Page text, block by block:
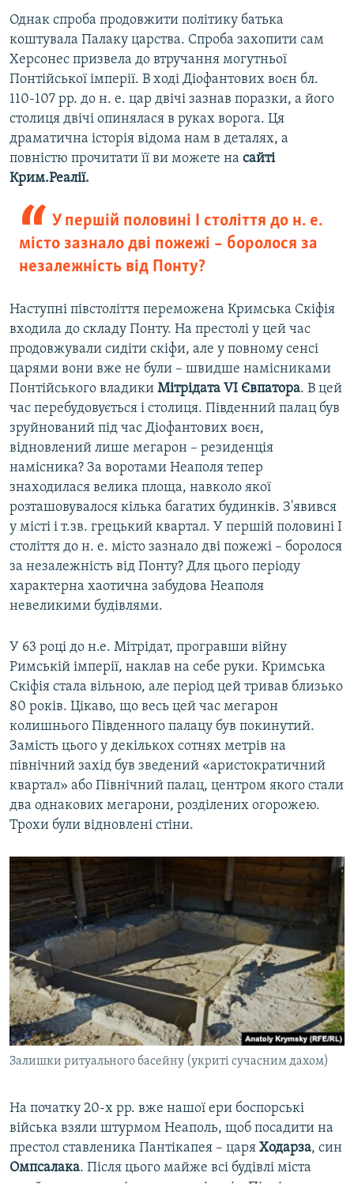
Однак спроба продовжити політику батька
коштувала Палаку царства. Спроба захопити сам
Херсонес призвела до втручання могутньої
Понтійської імперії. В ході Діофантових воєн бл.
110-107 рр. до н. е. цар двічі зазнав поразки, а його
столиця двічі опинялася в руках ворога. Ця
драматична історія відома нам в деталях, а
повністю прочитати її ви можете на сайті
Крим.Реалії.
У першій половині I століття до н. е.
місто зазнало дві пожежі – боролося за
незалежність від Понту?
Наступні півстоліття переможена Кримська Скіфія
входила до складу Понту. На престолі у цей час
продовжували сидіти скіфи, але у повному сенсі
царями вони вже не були – швидше намісниками
Понтійського владики Мітрідата VI Євпатора. В цей
час перебудовується і столиця. Південний палац був
зруйнований під час Діофантових воєн,
відновлений лише мегарон – резиденція
намісника? За воротами Неаполя тепер
знаходилася велика площа, навколо якої
розташовувалося кілька багатих будинків. З'явився
у місті і т.зв. грецький квартал. У першій половині I
століття до н. е. місто зазнало дві пожежі – боролося
за незалежність від Понту? Для цього періоду
характерна хаотична забудова Неаполя
невеликими будівлями.
У 63 році до н.е. Мітрідат, програвши війну
Римській імперії, наклав на себе руки. Кримська
Скіфія стала вільною, але період цей тривав близько
80 років. Цікаво, що весь цей час мегарон
колишнього Південного палацу був покинутий.
Замість цього у декількох сотнях метрів на
північний захід був зведений «аристократичний
квартал» або Північний палац, центром якого стали
два однакових мегарони, розділених огорожею.
Трохи були відновлені стіни.
Залишки ритуального басейну (укриті сучасним дахом)
На початку 20-х рр. вже нашої ери боспорські
війська взяли штурмом Неаполь, щоб посадити на
престол ставленика Пантікапея – царя Ходарза, син
Омпсалака. Після цього майже всі будівлі міста